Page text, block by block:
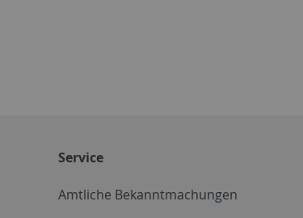
Service
Amtliche Bekanntmachungen